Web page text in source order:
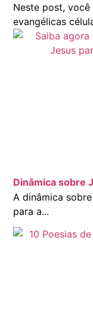
Neste post,
evangélicas
Dinâmica sobre
A dinâmica
para a...